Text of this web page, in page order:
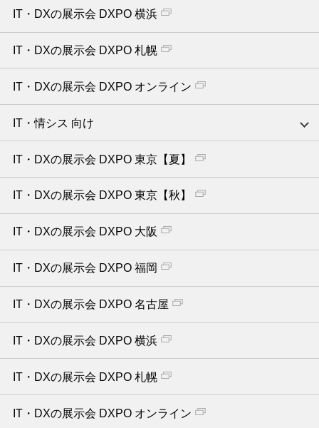
IT・DXの展示会 DXPO 横浜
IT・DXの展示会 DXPO 札幌
IT・DXの展示会 DXPO オンライン
IT・情シス 向け
IT・DXの展示会 DXPO 東京【夏】
IT・DXの展示会 DXPO 東京【秋】
IT・DXの展示会 DXPO 大阪
IT・DXの展示会 DXPO 福岡
IT・DXの展示会 DXPO 名古屋
IT・DXの展示会 DXPO 横浜
IT・DXの展示会 DXPO 札幌
IT・DXの展示会 DXPO オンライン